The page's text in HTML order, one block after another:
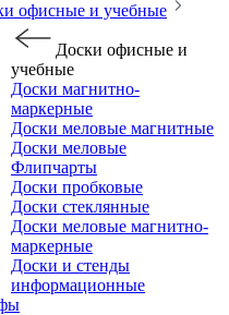
офисные и учебные
Доски офисные и
учебные
Доски магнитно-
маркерные
Доски меловые магнитные
Доски меловые
Флипчарты
Доски пробковые
Доски стеклянные
Доски меловые магнитно-
маркерные
Доски и стенды
информационные